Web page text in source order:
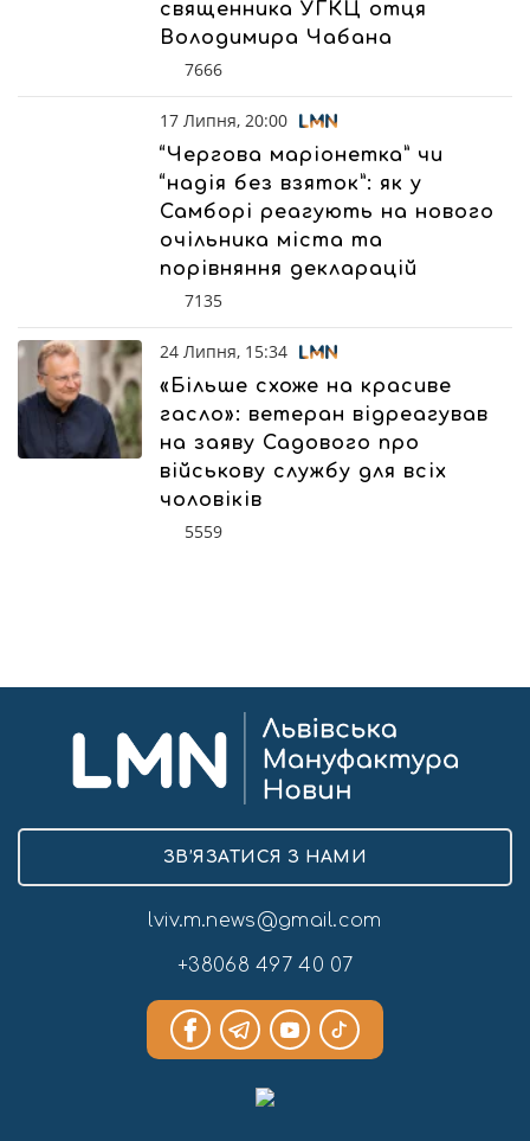
священника УГКЦ отця
Володимира Чабана
7666
17 Липня, 20:00
“Чергова маріонетка” чи
“надія без взяток”: як у
Самборі реагують на нового
очільника міста та
порівняння декларацій
7135
24 Липня, 15:34
«Більше схоже на красиве
гасло»: ветеран відреагував
на заяву Садового про
військову службу для всіх
чоловіків
5559
ЗВ’ЯЗАТИСЯ З НАМИ
lviv.m.news@gmail.com
+38068 497 40 07